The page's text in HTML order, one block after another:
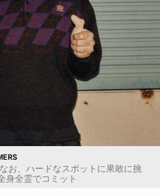
お、ハードなスポットに果敢に挑
身全霊でコミット